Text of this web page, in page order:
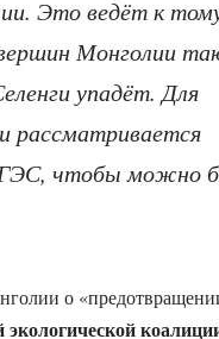
Это ведёт к
Монголии
упадёт. Для
рассматривается
чтобы можно
о